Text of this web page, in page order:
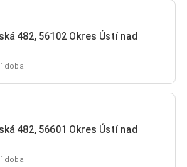
482, 56102 Okres Ústí nad
doba
482, 56601 Okres Ústí nad
doba